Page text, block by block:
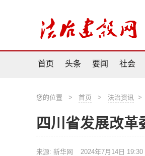
首页 头条 要闻 社会
您的位置 > 首页 > 法治资讯 >
四川省发展改革
来源: 新华网 2024年7月14日 19:30